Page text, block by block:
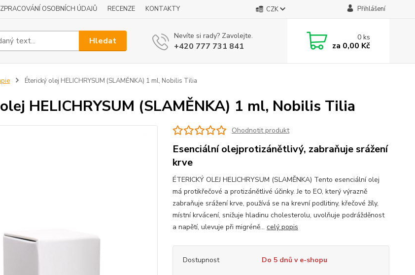
ZPRACOVÁNÍ OSOBNÍCH ÚDAJŮ RECENZE KONTAKTY CZK Přihlášení
Hledat Nevíte si rady? Zavolejte.
+420 777 731 841
0ks
za 0,00 Kč
Éterický olej HELICHRYSUM (SLAMĚNKA) 1 ml, Nobilis Tilia
HELICHRYSUM (SLAMĚNKA) 1 ml, Nobilis Tilia
Ohodnotit produkt
Esenciální olejprotizánětlivý, zabraňuje srážení
krve
ÉTERICKÝ OLEJ HELICHRYSUM (SLAMĚNKA) Tento esenciální olej
má protikřečové a protizánětlivé účinky. Je to EO, který výrazně
zabraňuje srážení krve, používá se na krevní podlitiny, křečové žíly,
místní krvácení, snižuje hladinu cholesterolu, uvolňuje podrážděnost
a napětí, ulevuje při migréně... celý popis
Dostupnost Do 5 dnů v e-shopu